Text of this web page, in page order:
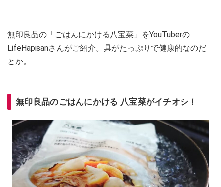
無印良品の「ごはんにかける八宝菜」をYouTuberの
LifeHapisanさんがご紹介。具がたっぷりで健康的なのだ
とか。
無印良品のごはんにかける 八宝菜がイチオシ！